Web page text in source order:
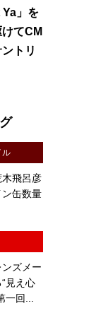
Ya」を
てCM
トリ
ル
木飛呂彦
缶数量
ズメー
見え心
一回...